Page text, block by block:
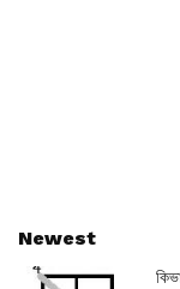
Newest